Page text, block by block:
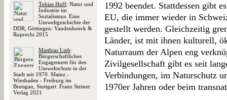
Tobias Huff: Natur und
Industrie im
Sozialismus. Eine
Umweltgeschichte der
DDR, Göttingen: Vandenhoeck &
Ruprecht 2015
Matthias Lieb:
Bürgerschaftliches
Engagement für den
Umweltschutz in der
Stadt seit 1970. Mainz -
Wiesbaden - Freiburg im
Breisgau, Stuttgart: Franz Steiner
Verlag 2021
1992 beendet. Stattdessen gibt
EU, die immer wieder in
gestellt werden. Gleichzeitig
Länder, ist mit ihnen kulturell,
Naturraum der Alpen eng
Zivilgesellschaft gibt es seit
Verbindungen, im Naturschutz
1970er Jahren oder beim